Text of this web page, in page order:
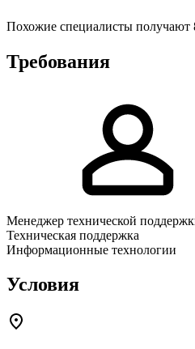
Похожие специалисты получают
Требования
Менеджер технической
Техническая поддержка
Информационные технологии
Условия